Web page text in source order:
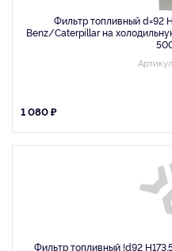
Фильтр топливный d=92
Benz/Caterpillar на
1 080 ₽
Фильтр топливный !d92